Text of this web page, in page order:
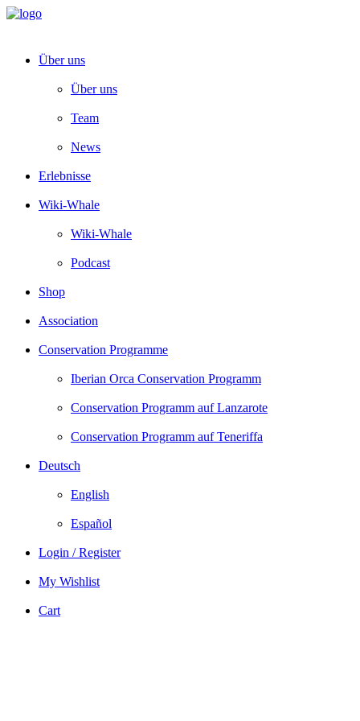
Über uns
Über uns
Team
News
Erlebnisse
Wiki-Whale
Wiki-Whale
Podcast
Shop
Association
Conservation Programme
Iberian Orca Conservation Programm
Conservation Programm auf Lanzarote
Conservation Programm auf Teneriffa
Deutsch
English
Español
Login / Register
My Wishlist
Cart